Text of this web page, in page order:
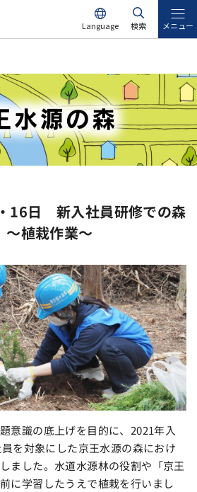
Language 検索 メニュー
16日 新入社員研修での森
植栽作業～
意識の底上げを目的に、2021年入
を対象にした京王水源の森におけ
ました。水道水源林の役割や「京王
に学習したうえで植栽を行いまし